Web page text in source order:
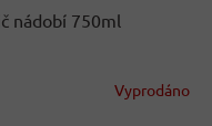
nádobí 750ml
Vyprodáno